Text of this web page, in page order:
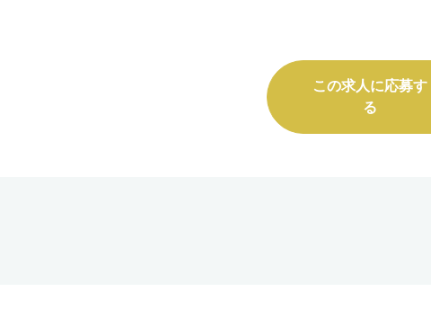
この求人に応募す
る